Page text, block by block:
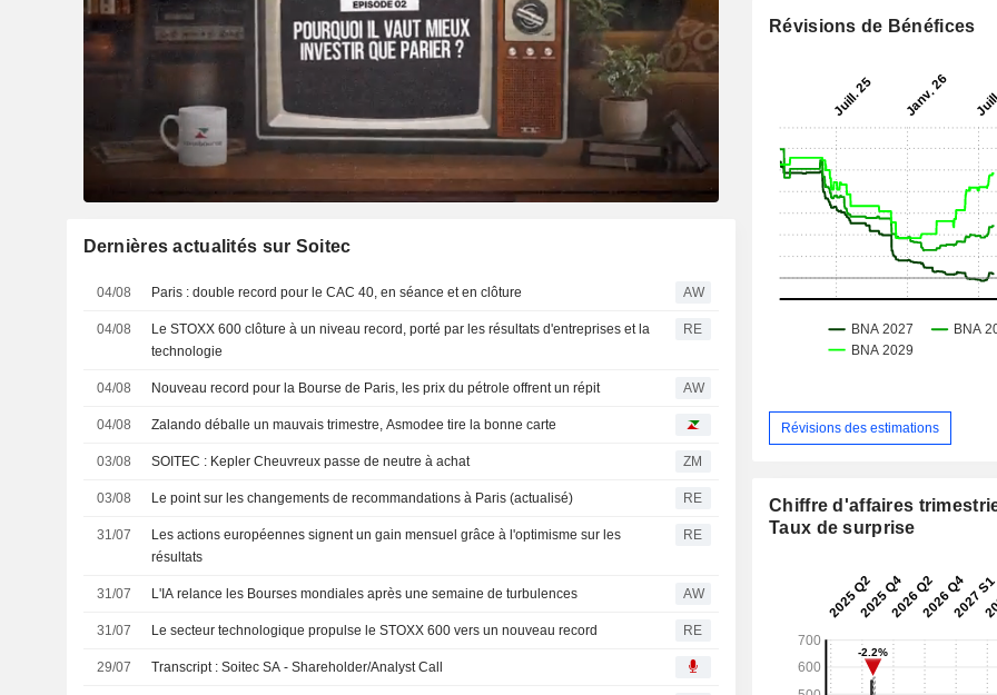
Dernières actualités sur Soitec
04/08 Paris : double record pour le CAC 40, en séance et en clôture AW
04/08
Le STOXX 600 clôture à un niveau record, porté par les résultats d'entreprises et la
technologie
RE
04/08 Nouveau record pour la Bourse de Paris, les prix du pétrole offrent un répit AW
04/08 Zalando déballe un mauvais trimestre, Asmodee tire la bonne carte
03/08 SOITEC : Kepler Cheuvreux passe de neutre à achat ZM
03/08 Le point sur les changements de recommandations à Paris (actualisé) RE
31/07
Les actions européennes signent un gain mensuel grâce à l'optimisme sur les
résultats
RE
31/07 L'IA relance les Bourses mondiales après une semaine de turbulences AW
31/07 Le secteur technologique propulse le STOXX 600 vers un nouveau record RE
29/07 Transcript : Soitec SA - Shareholder/Analyst Call
Révisions de Bénéfices
Révisions des estimations
Chiffre d'affaires
Taux de surprise